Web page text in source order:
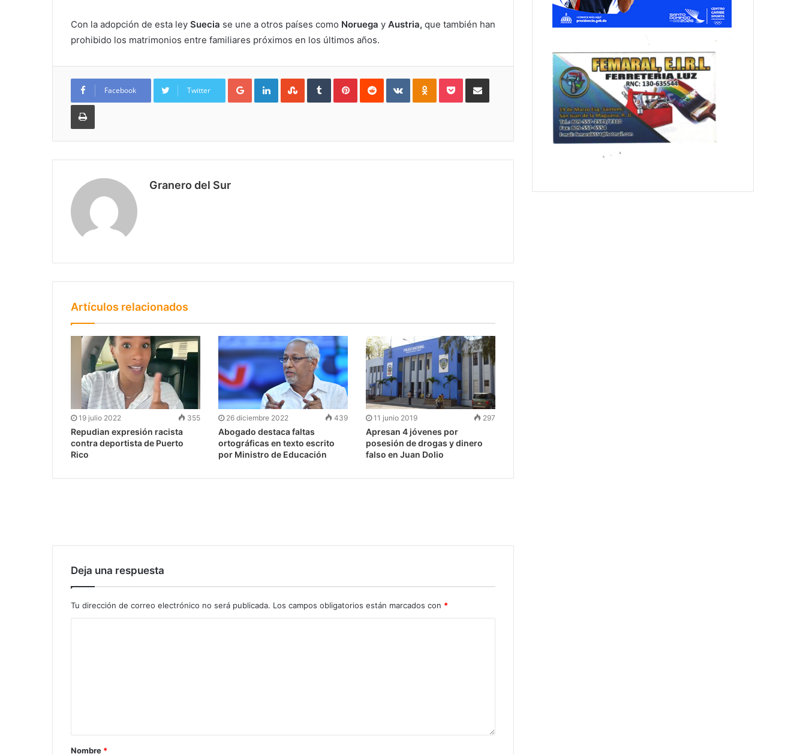
Con la adopción de esta ley Suecia se une a otros países como Noruega y Austria, que también han
prohibido los matrimonios entre familiares próximos en los últimos años.
Facebook Twitter
Google+LinkedInStumbleUpon
TumblrPinterestReddit VKontakteOdnoklassniki
PocketCompartir por Correo
Imprimir
Granero del Sur
Artículos relacionados
19 julio 2022 355
Repudian expresión racista
contra deportista de Puerto
Rico
26 diciembre 2022 439
Abogado destaca faltas
ortográficas en texto escrito
por Ministro de Educación
11 junio 2019 297
Apresan 4 jóvenes por
posesión de drogas y dinero
falso en Juan Dolio
Deja una respuesta
Tu dirección de correo electrónico no será publicada. Los campos obligatorios están marcados con *
Nombre *